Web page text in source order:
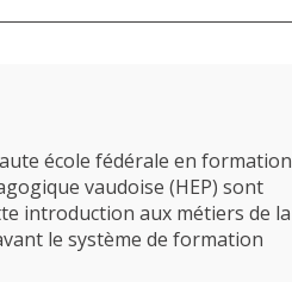
école fédérale en formation
vaudoise (HEP) sont
introduction aux métiers de la
le système de formation